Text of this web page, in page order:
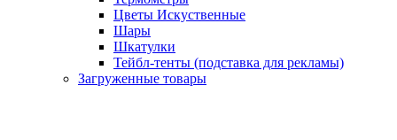
Цветы Искуственные
Шары
Шкатулки
Тейбл-тенты (подставка для рекламы)
Загруженные товары